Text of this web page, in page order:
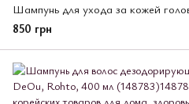
850 грн